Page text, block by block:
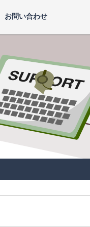
お問い合わせ